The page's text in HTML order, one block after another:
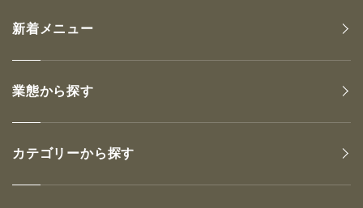
新着メニュー
業態から探す
カテゴリーから探す